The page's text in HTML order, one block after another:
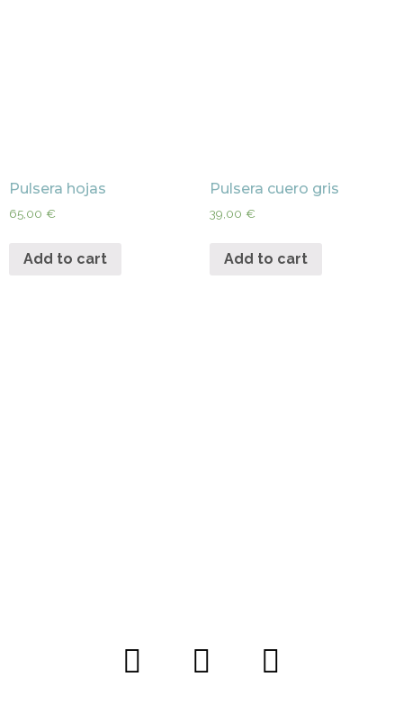
Pulsera hojas
65,00 €
Add to cart
Pulsera cuero gris
39,00 €
Add to cart